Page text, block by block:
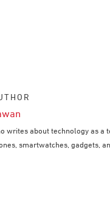
writes about technology as a
smartwatches, gadgets,